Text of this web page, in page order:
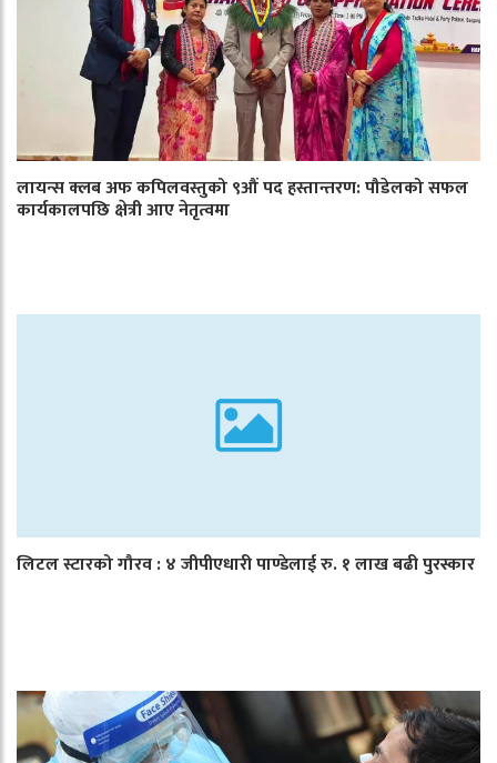
लायन्स क्लब अफ कपिलवस्तुको ९औं पद हस्तान्तरण: पौडेलको सफल
कार्यकालपछि क्षेत्री आए नेतृत्वमा
लिटल स्टारको गौरव : ४ जीपीएधारी पाण्डेलाई रु. १ लाख बढी पुरस्कार